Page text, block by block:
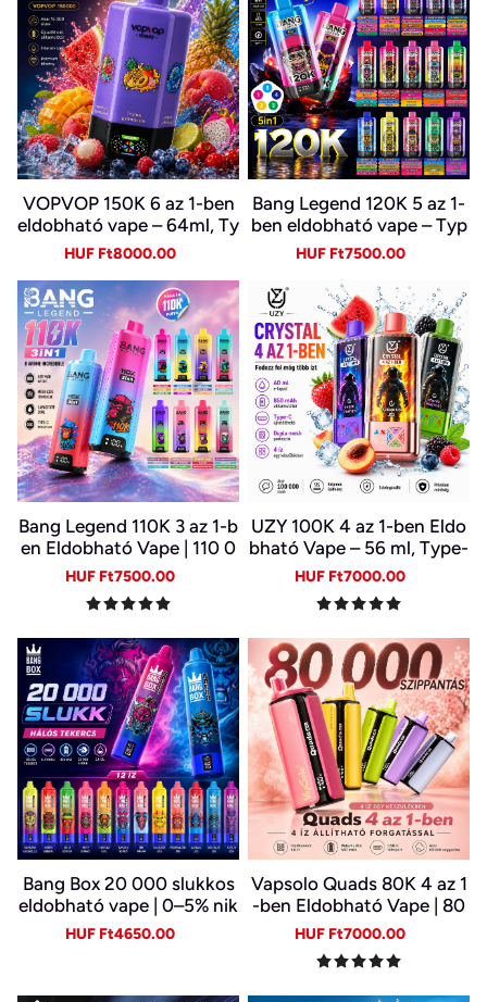
VOPVOP 150K 6 az 1-ben
eldobható vape – 64ml, Ty
pe-C, LED kijelző
Sale
HUF Ft8000.00
Bang Legend 120K 5 az 1-
ben eldobható vape – Typ
e-C, LED kijelző
Sale
HUF Ft7500.00
Bang Legend 110K 3 az 1-b
en Eldobható Vape | 110 0
00 Slukk | 3 Íz Egy Készülé
kben | Digitális Kijelző | Ty
pe-C
Sale
HUF Ft7500.00
UZY 100K 4 az 1-ben Eldo
bható Vape – 56 ml, Type-
C, LED kijelző | 4 Íz Egy Ké
szülékben
Sale
HUF Ft7000.00
Bang Box 20 000 slukkos
eldobható vape | 0–5% nik
otin | újratölthető, Type-C
Sale
HUF Ft4650.00
Vapsolo Quads 80K 4 az 1
-ben Eldobható Vape | 80
000 Slukk, Több Íz Egy Ké
szülékben
Sale
HUF Ft7000.00